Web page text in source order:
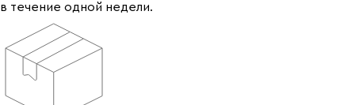
в течение одной недели.